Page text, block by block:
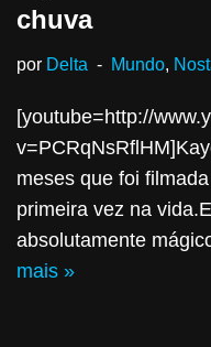
chuva
por Delta Mundo,
[youtube=http://
meses que foi
primeira vez na
absolutamente
mais »